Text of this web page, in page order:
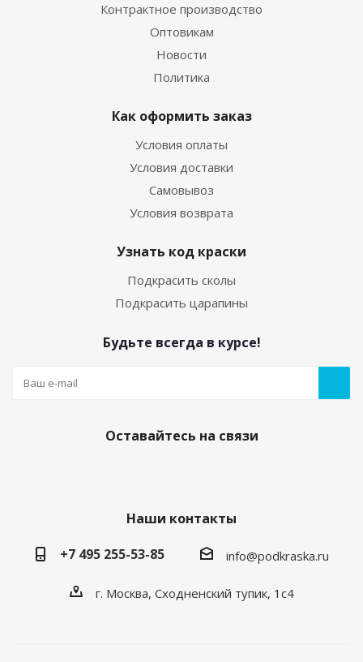
Контрактное производство
Оптовикам
Новости
Политика
Как оформить заказ
Условия оплаты
Условия доставки
Самовывоз
Условия возврата
Узнать код краски
Подкрасить сколы
Подкрасить царапины
Будьте всегда в курсе!
Оставайтесь на связи
Наши контакты
+7 495 255-53-85
info@podkraska.ru
г. Москва, Сходненский тупик, 1с4